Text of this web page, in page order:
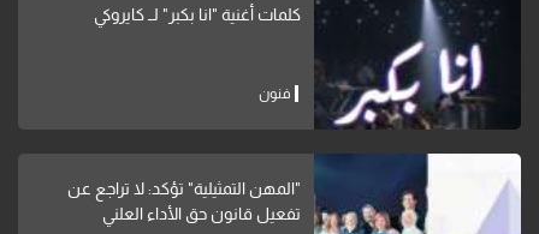
كلمات أغنية "انا بكبر" لــ كايروكي
فنون
"المهن التمثيلية" تؤكد: لا تراجع عن
تفعيل قانون حق الأداء العلني